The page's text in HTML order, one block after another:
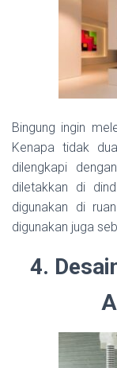
Bingung ingin
Kenapa tidak
dilengkapi
diletakkan di
digunakan di
digunakan juga
4.